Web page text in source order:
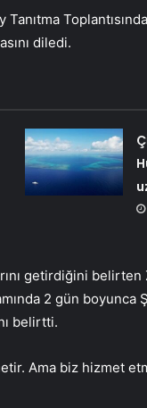
diledi.
getirdiğini
2 gün boyunca
belirtti.
Ama biz hizmet